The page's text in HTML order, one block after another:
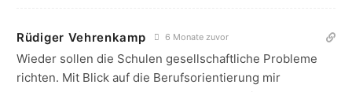
Rüdiger Vehrenkamp 6 Monate zuvor
Wieder sollen die Schulen gesellschaftliche Probleme
richten. Mit Blick auf die Berufsorientierung mir